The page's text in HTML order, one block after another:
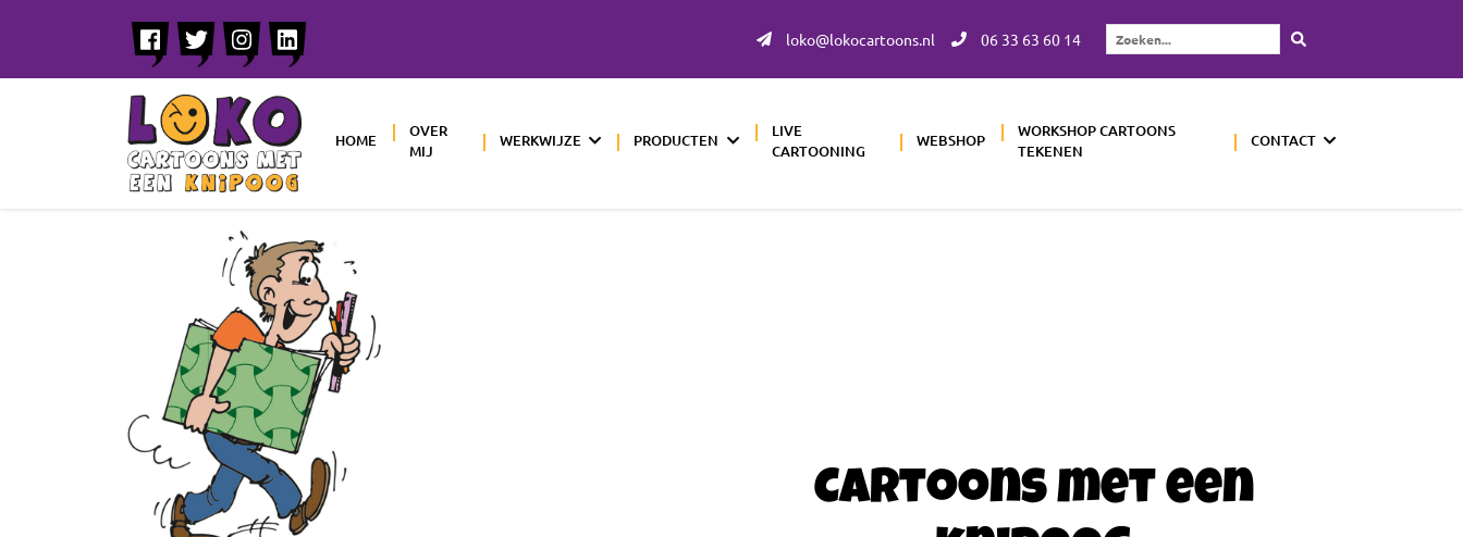
loko@lokocartoons.nl 06 33 63 60 14
Zoeken...
HOME
OVER
MIJ
WERKWIJZE PRODUCTEN
LIVE
CARTOONING
WEBSHOP
WORKSHOP CARTOONS
TEKENEN
CONTACT
Cartoons met een